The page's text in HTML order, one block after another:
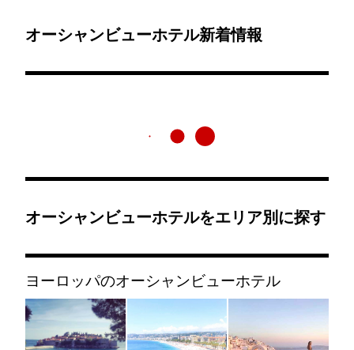
オーシャンビューホテル新着情報
オーシャンビューホテルをエリア別に探す
ヨーロッパのオーシャンビューホテル